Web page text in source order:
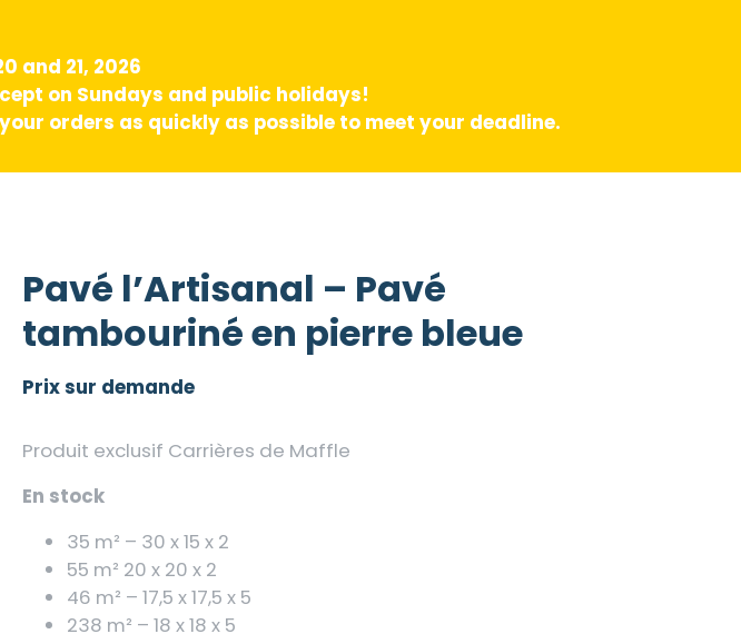
and 21, 2026
on Sundays and public holidays!
orders as quickly as possible to meet your deadline.
Pavé l’Artisanal – Pavé
tambouriné en pierre bleue
Prix sur demande
Produit exclusif Carrières de Maffle
En stock
35 m² – 30 x 15 x 2
55 m² 20 x 20 x 2
46 m² – 17,5 x 17,5 x 5
238 m² – 18 x 18 x 5